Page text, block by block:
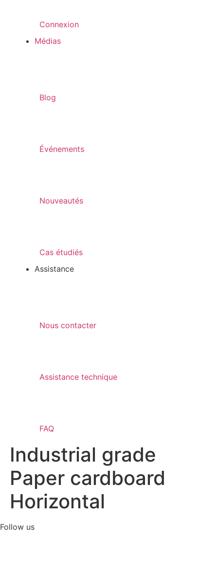
Connexion
Médias
Blog
Événements
Nouveautés
Cas étudiés
Assistance
Nous contacter
Assistance technique
FAQ
Industrial grade
Paper cardboard
Horizontal
Follow us